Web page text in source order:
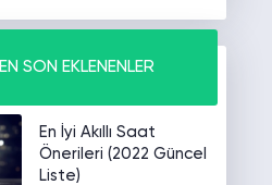
EN SON EKLENENLER
En İyi Akıllı Saat
Önerileri (2022 Güncel
Liste)